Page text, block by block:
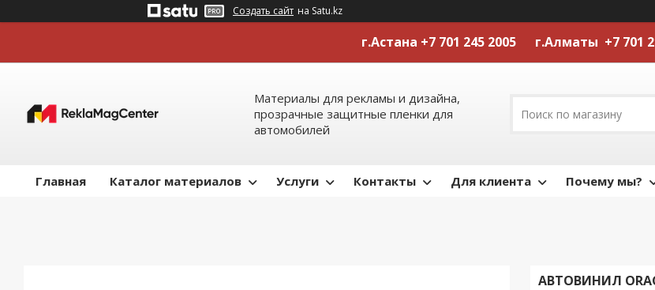
Создать сайт на Satu.kz
г.Астана +7 701 245 2005 г.Алматы +7 701
Материалы для рекламы и дизайна,
прозрачные защитные пленки для
автомобилей
Главная Каталог материалов Услуги Контакты Для клиента Почему мы?
АВТОВИНИЛ